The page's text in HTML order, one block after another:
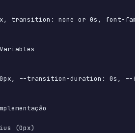
transition: none or 0s, font-
--transition-duration: 0s,
(0px)